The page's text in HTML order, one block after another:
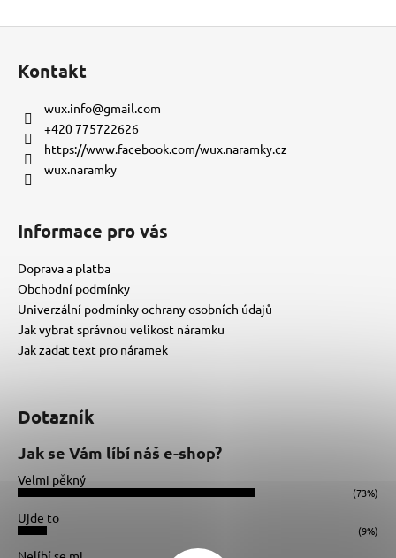
Kontakt
wux.info@gmail.com
+420 775722626
https://www.facebook.com/wux.naramky.cz
wux.naramky
Informace pro vás
Doprava a platba
Obchodní podmínky
Univerzální podmínky ochrany osobních údajů
Jak vybrat správnou velikost náramku
Jak zadat text pro náramek
Dotazník
Jak se Vám líbí náš e-shop?
Velmi pěkný
(73%)
Ujde to
(9%)